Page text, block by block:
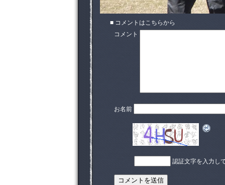
■ コメントはこちらから
コメント
お名前
認証文字を入力し